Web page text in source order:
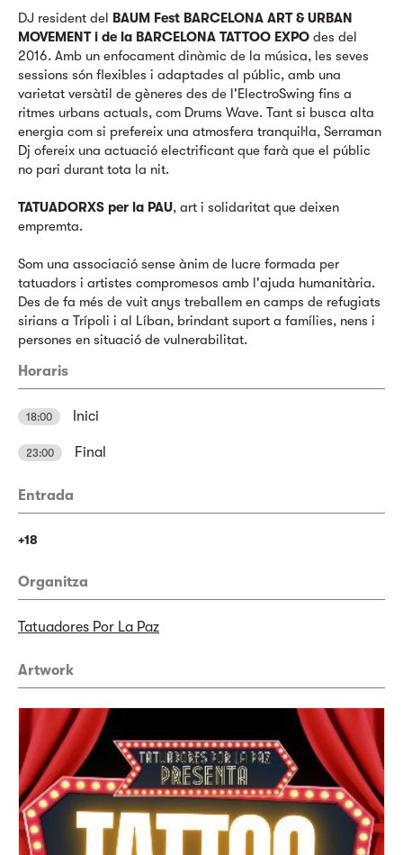
DJ resident del BAUM Fest BARCELONA ART & URBAN
MOVEMENT i de la BARCELONA TATTOO EXPO des del
2016. Amb un enfocament dinàmic de la música, les seves
sessions són flexibles i adaptades al públic, amb una
varietat versàtil de gèneres des de l'ElectroSwing fins a
ritmes urbans actuals, com Drums Wave. Tant si busca alta
energia com si prefereix una atmosfera tranquil·la, Serraman
Dj ofereix una actuació electrificant que farà que el públic
no pari durant tota la nit.
TATUADORXS per la PAU, art i solidaritat que deixen
empremta.
Som una associació sense ànim de lucre formada per
tatuadors i artistes compromesos amb l'ajuda humanitària.
Des de fa més de vuit anys treballem en camps de refugiats
sirians a Trípoli i al Líban, brindant suport a famílies, nens i
persones en situació de vulnerabilitat.
Horaris
18:00 Inici
23:00 Final
Entrada
+18
Organitza
Tatuadores Por La Paz
Artwork